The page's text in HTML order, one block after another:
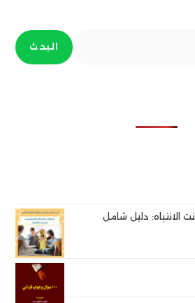
البحث
الانتباه: دليل شامل